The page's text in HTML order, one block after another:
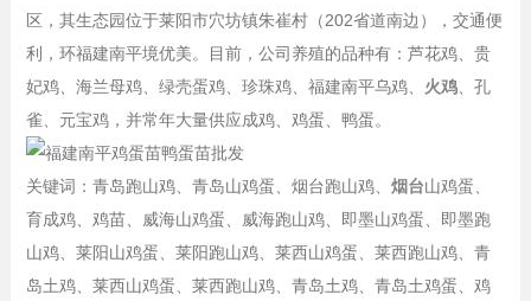
区，其生态园位于莱阳市穴坊镇朱崔村（202省道南边），交通便
利，环福建南平境优美。目前，公司养殖的品种有：芦花鸡、贵
妃鸡、海兰母鸡、绿壳蛋鸡、珍珠鸡、福建南平乌鸡、 火鸡、孔
雀、元宝鸡，并常年大量供应成鸡、鸡蛋、鸭蛋。
关键词：青岛跑山鸡、青岛山鸡蛋、烟台跑山鸡、 烟台山鸡蛋、
育成鸡、鸡苗、威海山鸡蛋、威海跑山鸡、即墨山鸡蛋、即墨跑
山鸡、莱阳山鸡蛋、莱阳跑山鸡、莱西山鸡蛋、莱西跑山鸡、青
岛土鸡、莱西山鸡蛋、莱西跑山鸡、青岛土鸡、青岛土鸡蛋、鸡